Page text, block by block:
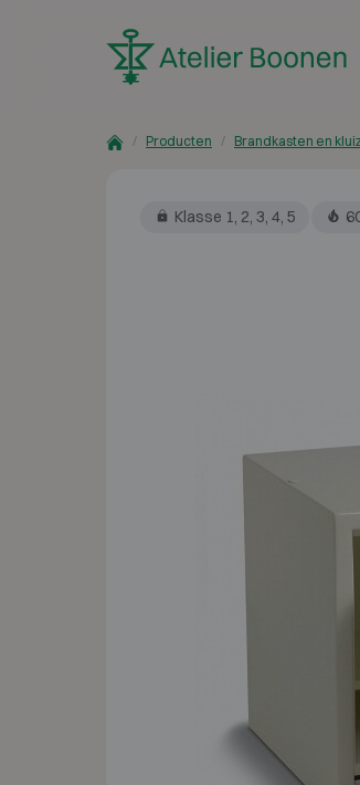
Producten Brandkasten en
Klasse 1, 2, 3, 4, 5